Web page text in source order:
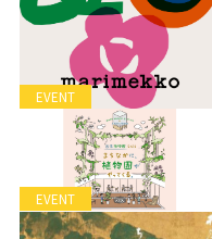
EVENT
EVENT